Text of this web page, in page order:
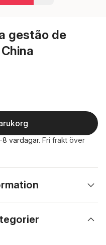
gestão de
8 vardagar. Fri frakt över